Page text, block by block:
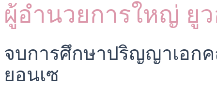
ผู้อำนวยการใหญ่ ยู
จบการศึกษาปริญญาเอก
ยอนเซ